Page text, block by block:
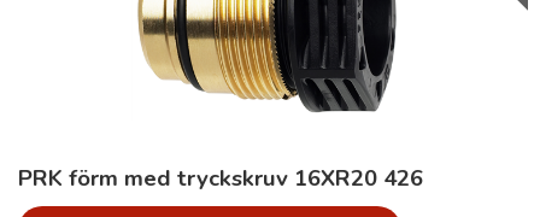
PRK förm med tryckskruv 16XR20 426